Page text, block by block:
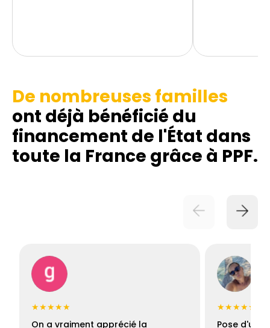
De nombreuses familles
ont déjà bénéficié du
financement de l'État dans
toute la France grâce à PPF.
★★★★★
On a vraiment apprécié la
★★★★★
Pose d'une